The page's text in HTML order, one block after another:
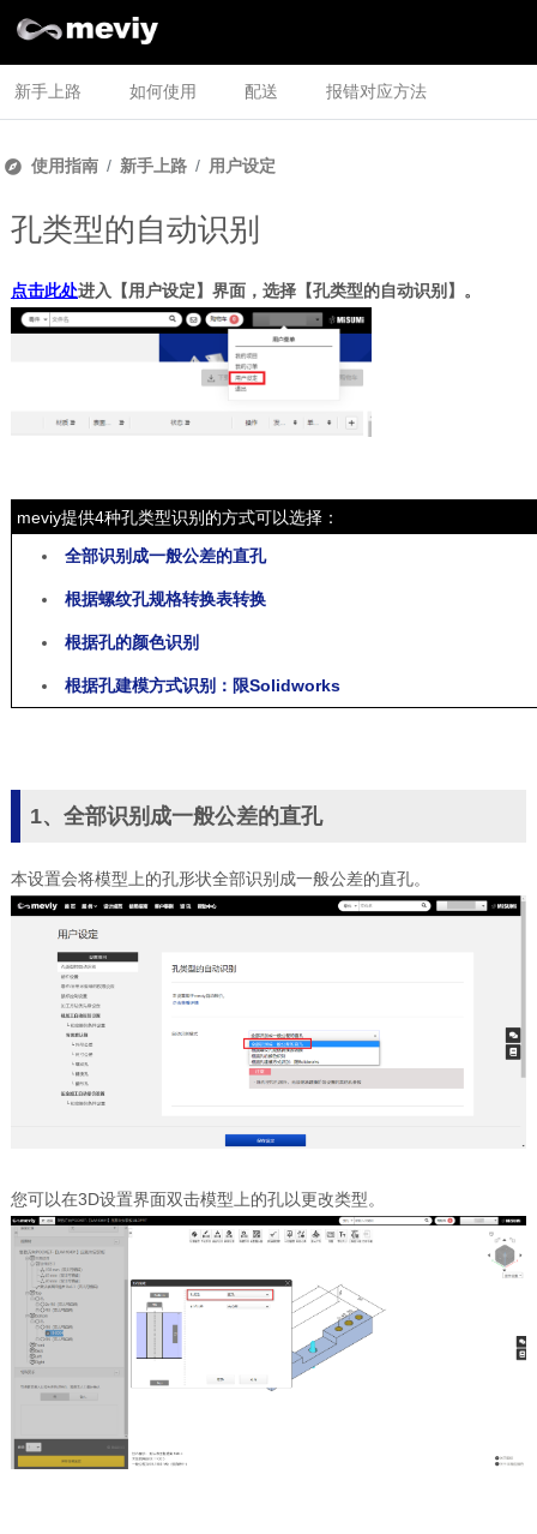
新手上路 如何使用 配送 报错对应方法
使用指南 新手上路 用户设定
孔类型的自动识别
点击此处进入【用户设定】界面，选择【孔类型的自动识别】。
meviy提供4种孔类型识别的方式可以选择：
全部识别成一般公差的直孔
根据螺纹孔规格转换表转换
根据孔的颜色识别
根据孔建模方式识别：限Solidworks
1、全部识别成一般公差的直孔
本设置会将模型上的孔形状全部识别成一般公差的直孔。
您可以在3D设置界面双击模型上的孔以更改类型。